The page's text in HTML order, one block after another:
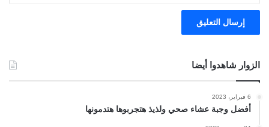
الزوار شاهدوا أيضا
6 فبراير، 2023
أفضل وجبة عشاء صحي ولذيذ هتجربوها هتدمونها